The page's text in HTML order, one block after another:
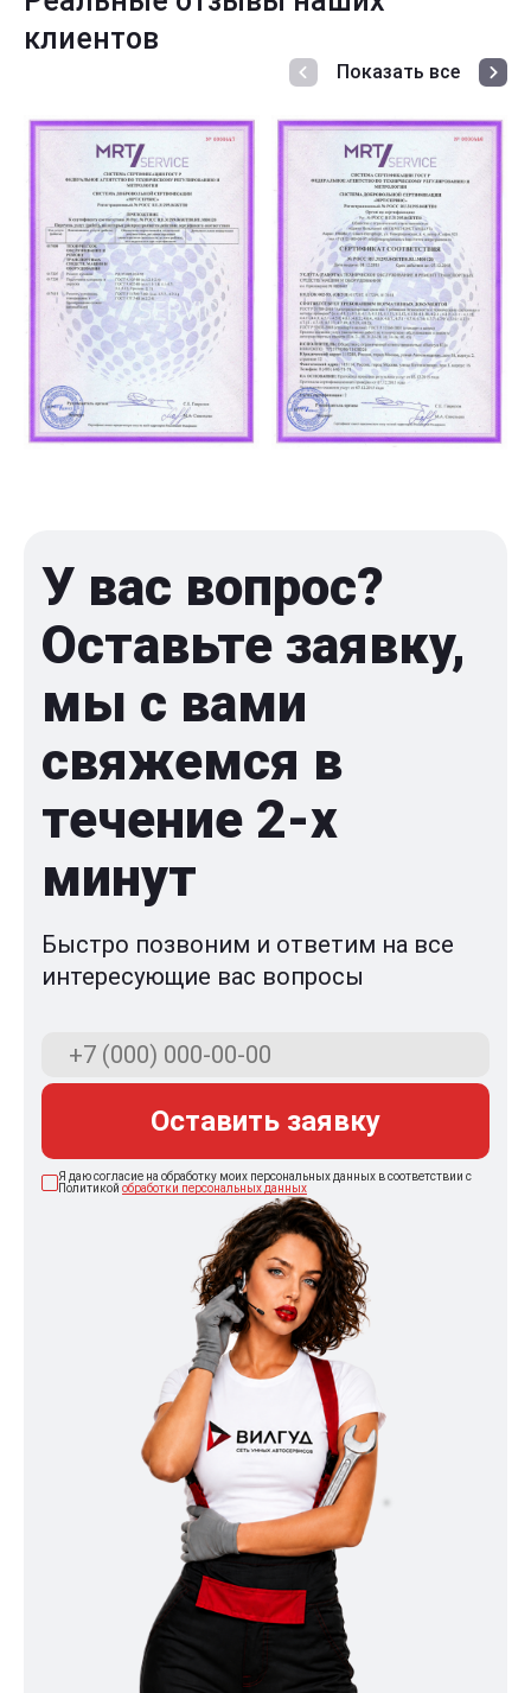
клиентов
Показать все
У вас вопрос?
Оставьте заявку,
мы с вами
свяжемся в
течение 2-x
минут
Быстро позвоним и ответим на все
интересующие вас вопросы
Оставить заявку
Я даю согласие на обработку моих персональных данных в соответствии с
Политикой обработки персональных данных